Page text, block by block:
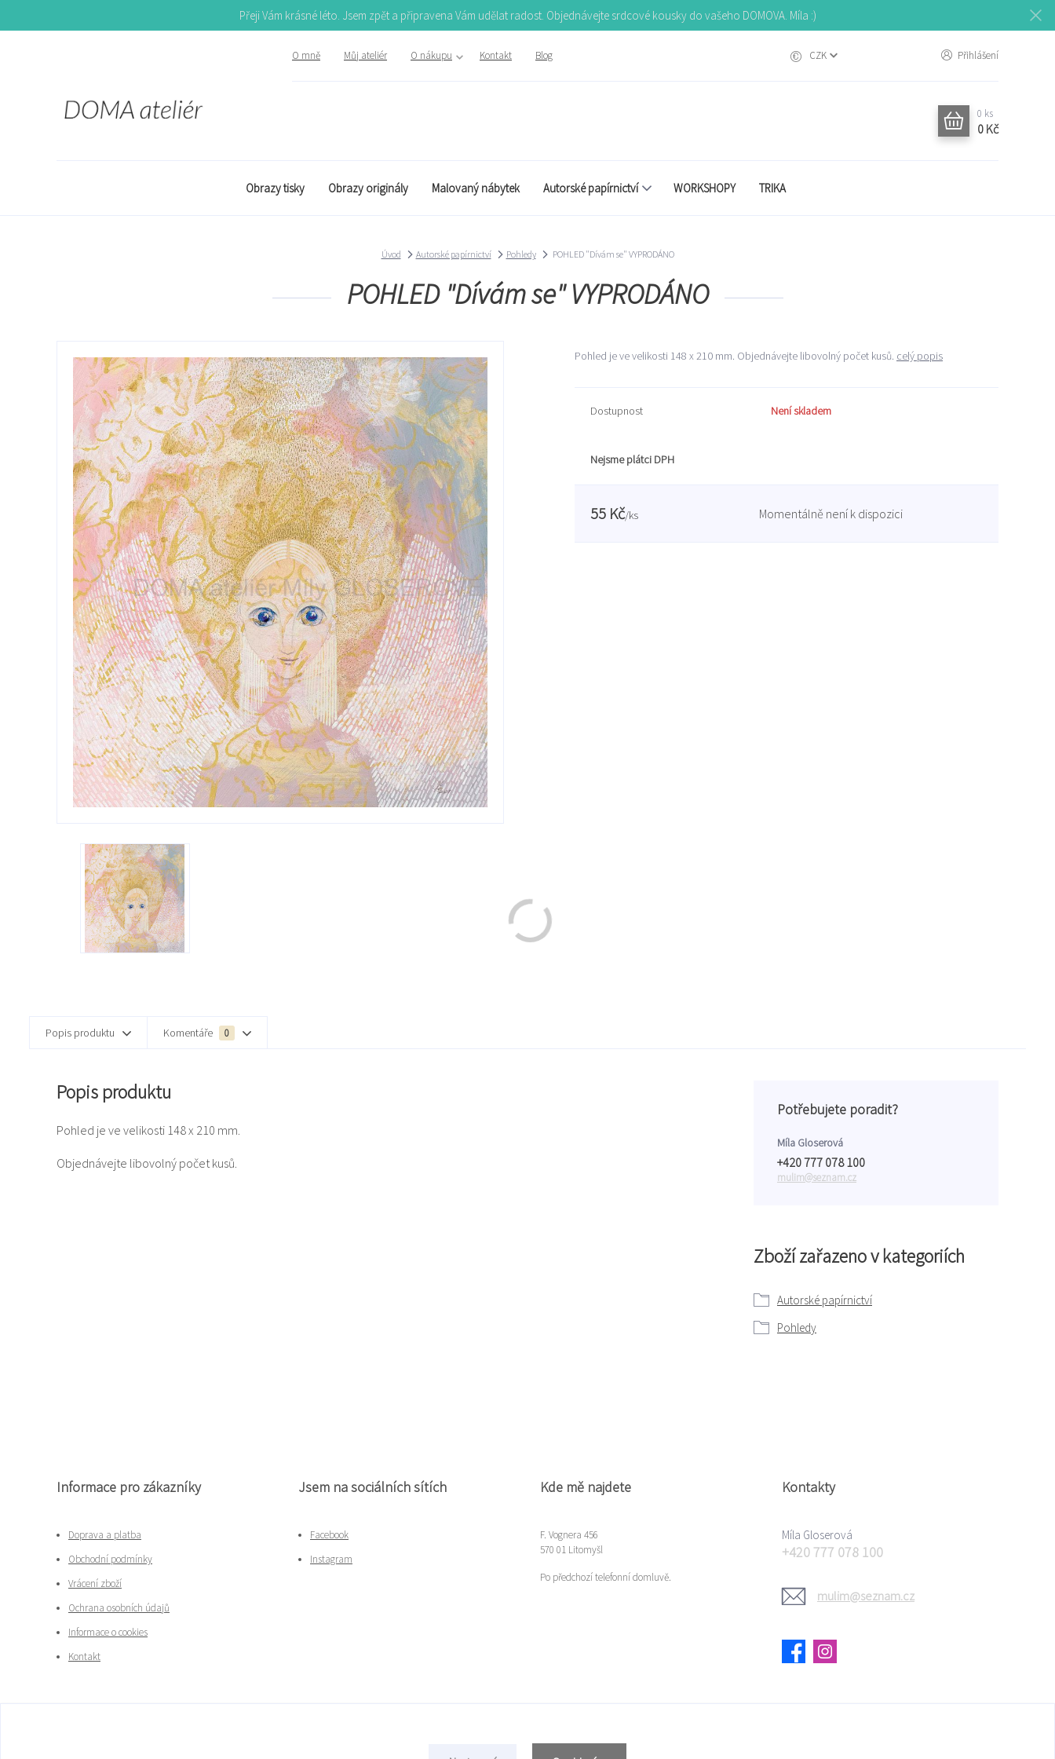
Přeji Vám krásné léto. Jsem zpět a připravena Vám udělat radost. Objednávejte srdcové kousky do vašeho DOMOVA. Míla :)
O mně Můj ateliér O nákupu Kontakt Blog CZK Přihlášení
0 ks
0 Kč
Obrazy tisky Obrazy originály Malovaný nábytek Autorské papírnictví WORKSHOPY TRIKA
Úvod Autorské papírnictví Pohledy POHLED "Dívám se" VYPRODÁNO
POHLED "Dívám se" VYPRODÁNO
Pohled je ve velikosti 148 x 210 mm. Objednávejte libovolný počet kusů. celý popis
Dostupnost Není skladem
Nejsme plátci DPH
55 Kč/ks Momentálně není k dispozici
Popis produktu Komentáře 0
Popis produktu
Pohled je ve velikosti 148 x 210 mm.
Objednávejte libovolný počet kusů.
Zboží zařazeno v kategoriích
Autorské papírnictví
Pohledy
Potřebujete poradit?
Míla Gloserová
+420 777 078 100
mulim@seznam.cz
Informace pro zákazníky
Doprava a platba
Obchodní podmínky
Vrácení zboží
Ochrana osobních údajů
Informace o cookies
Kontakt
Jsem na sociálních sítích
Facebook
Instagram
Kde mě najdete
F. Vognera 456
570 01 Litomyšl
Po předchozí telefonní domluvě.
Kontakty
Míla Gloserová
+420 777 078 100
mulim@seznam.cz